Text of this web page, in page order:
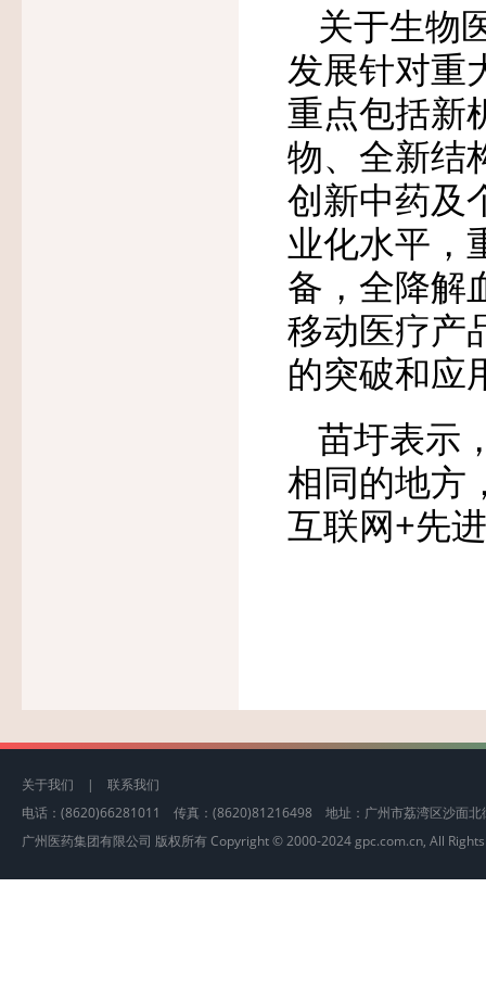
关于生物
发展针对重
重点包括新
物、全新结
创新中药及
业化水平，
备，全降解
移动医疗产
的突破和应
苗圩表示
相同的地方
互联网+先
关于我们 | 联系我们
电话：(8620)66281011 传真：(8620)81216498 地址：广州市荔湾区沙
广州医药集团有限公司 版权所有 Copyright © 2000-2024 gpc.com.cn, All